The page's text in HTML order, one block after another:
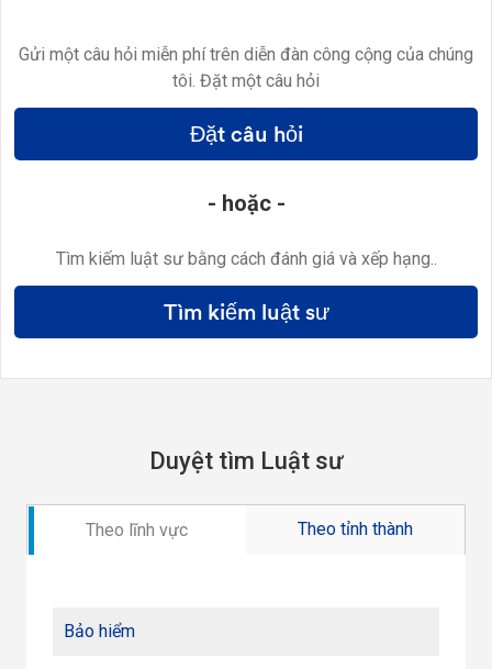
Gửi một câu hỏi miễn phí trên diễn đàn công cộng của chúng
tôi. Đặt một câu hỏi
Đặt câu hỏi
- hoặc -
Tìm kiếm luật sư bằng cách đánh giá và xếp hạng..
Tìm kiếm luật sư
Duyệt tìm Luật sư
Theo lĩnh vực Theo tỉnh thành
Bảo hiểm